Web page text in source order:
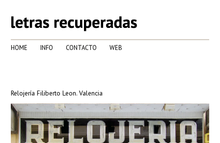
HOME INFO CONTACTO WEB
Relojería Filiberto Leon. Valencia